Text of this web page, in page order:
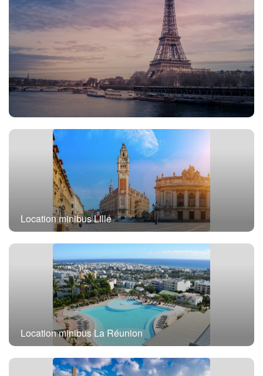
Location minibus avec chauffeur Paris
Location minibus Lille
Location minibus La Réunion